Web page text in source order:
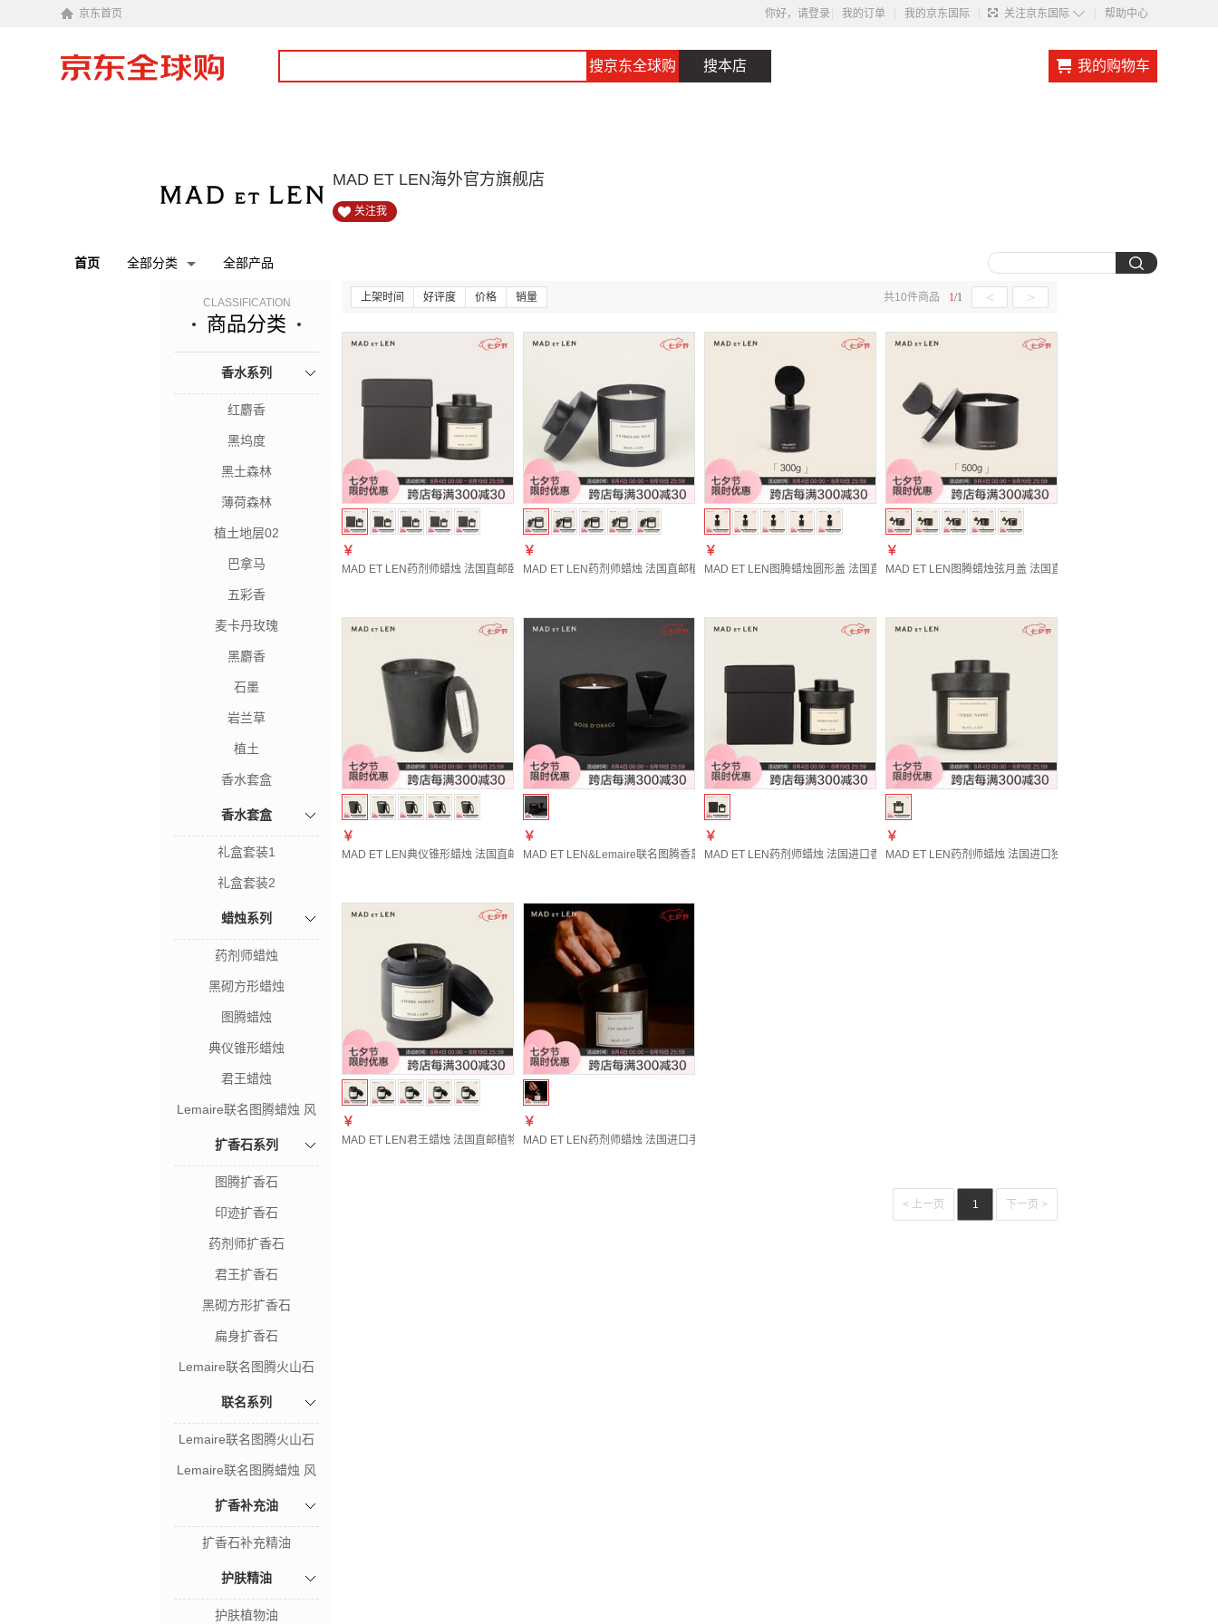
京东首页 你好，请登录 我的订单 我的京东国际 关注京东国际 ◇ 帮助中心
搜京东全球购 搜本店 我的购物车
MAD ET LEN海外官方旗舰店
关注我
首页 全部分类 全部产品
CLASSIFICATION
商品分类
香水系列
红麝香
黑坞度
黑土森林
薄荷森林
植土地层02
巴拿马
五彩香
麦卡丹玫瑰
黑麝香
石墨
岩兰草
植土
香水套盒
香水套盒
礼盒套装1
礼盒套装2
蜡烛系列
药剂师蜡烛
黑砌方形蜡烛
图腾蜡烛
典仪锥形蜡烛
君王蜡烛
Lemaire联名图腾蜡烛 风
扩香石系列
图腾扩香石
印迹扩香石
药剂师扩香石
君王扩香石
黑砌方形扩香石
扁身扩香石
Lemaire联名图腾火山石
联名系列
Lemaire联名图腾火山石
风暴之木
Lemaire联名图腾蜡烛 风
扩香补充油
扩香石补充精油
护肤精油
护肤植物油
上架时间 好评度 价格 销量 1/1 < >
共10件商品
￥
MAD ET LEN药剂师蜡烛 法国直邮卧室家用持久熏香女生小众高级礼物香氛蜡烛 ASPHALTE ROSE 沥青玫瑰 黑蜡 300g
￥
MAD ET LEN药剂师蜡烛 法国直邮植物香氛烛房间装饰小众摆件香薰节日送礼 CYPRES DE MAX 雪松 白蜡300g
￥
MAD ET LEN图腾蜡烛圆形盖 法国直邮家用助眠木质花香摆件持久香薰香氛烛 GRAPHITE 石墨 白蜡 300g
￥
MAD ET LEN图腾蜡烛弦月盖 法国直邮小众卧室植物精油蜡烛香氛
￥
MAD ET LEN典仪锥形蜡烛 法国直邮卧室家用持久高级植物精油香薰调情好物 ASPHALTE ROSE 沥青玫瑰 黑蜡 450g
￥
MAD ET LEN&Lemaire联名图腾香薰蜡烛法国直邮进口独特工艺卧室客厅清新空气 BOIS D'ORAGE 风暴之木 300g
￥
MAD ET LEN药剂师蜡烛 法国进口香氛纯植物提取持久留香高级氛围感香薰礼物 SPIRITUELLLE 薄荷森林
￥
MAD ET LEN药剂师蜡烛 法国进口独特手工工艺卧室摆件冥想香氛
￥
MAD ET LEN君王蜡烛 法国直邮植物精油蜡安神助眠持久香薰蜡烛调情生日礼物 AMBRE NOBILE 琥珀蜂蜜 黑蜡 300g
￥
MAD ET LEN药剂师蜡烛 法国进口手工制作香氛卧室客厅氛围摆件香薰节日礼物 THE SICHUAN 川茶 白蜡300g
< 上一页 1 下一页 >